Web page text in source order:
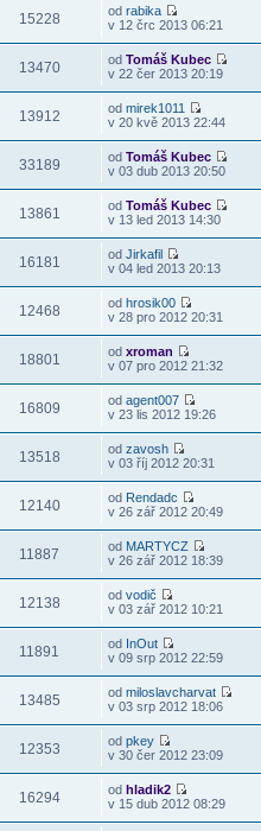
15228 odrabika
v 12 črc 2013 06:21
13470 odTomáš Kubec
v 22 čer 2013 20:19
13912 odmirek1011
v 20 kvě 2013 22:44
33189 odTomáš Kubec
v 03 dub 2013 20:50
13861 odTomáš Kubec
v 13 led 2013 14:30
16181 odJirkafil
v 04 led 2013 20:13
12468 odhrosik00
v 28 pro 2012 20:31
18801 odxroman
v 07 pro 2012 21:32
16809 odagent007
v 23 lis 2012 19:26
13518 odzavosh
v 03 říj 2012 20:31
12140 od Rendadc
v 26 zář 2012 20:49
11887 od MARTYCZ
v 26 zář 2012 18:39
12138 odvodič
v 03 zář 2012 10:21
11891 od InOut
v 09 srp 2012 22:59
13485 odmiloslavcharvat
v 03 srp 2012 18:06
12353 odpkey
v 30 čer 2012 23:09
16294 odhladik2
v 15 dub 2012 08:29